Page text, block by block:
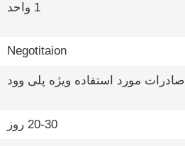
1 واحد
Negotitaion
صادرات مورد استفاده ویژه پلی وود
20-30 روز